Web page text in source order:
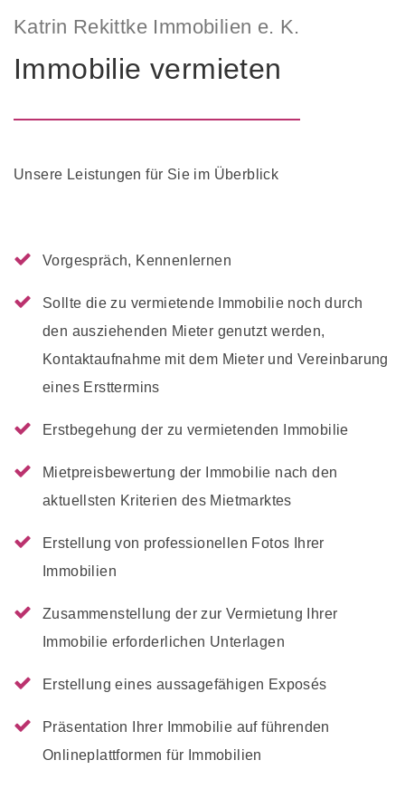
Katrin Rekittke Immobilien e. K.
Immobilie vermieten
Unsere Leistungen für Sie im Überblick
Vorgespräch, Kennenlernen
Sollte die zu vermietende Immobilie noch durch
den ausziehenden Mieter genutzt werden,
Kontaktaufnahme mit dem Mieter und Vereinbarung
eines Ersttermins
Erstbegehung der zu vermietenden Immobilie
Mietpreisbewertung der Immobilie nach den
aktuellsten Kriterien des Mietmarktes
Erstellung von professionellen Fotos Ihrer
Immobilien
Zusammenstellung der zur Vermietung Ihrer
Immobilie erforderlichen Unterlagen
Erstellung eines aussagefähigen Exposés
Präsentation Ihrer Immobilie auf führenden
Onlineplattformen für Immobilien